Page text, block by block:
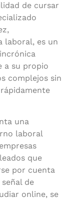
de cursar
laboral, es un
a su propio
complejos sin
una
laboral
que
por cuenta
de
online, se